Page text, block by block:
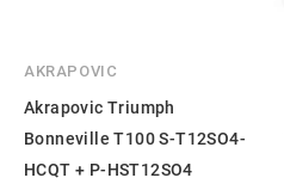
AKRAPOVIC
Akrapovic Triumph
Bonneville T100 S-T12SO4-
HCQT + P-HST12SO4